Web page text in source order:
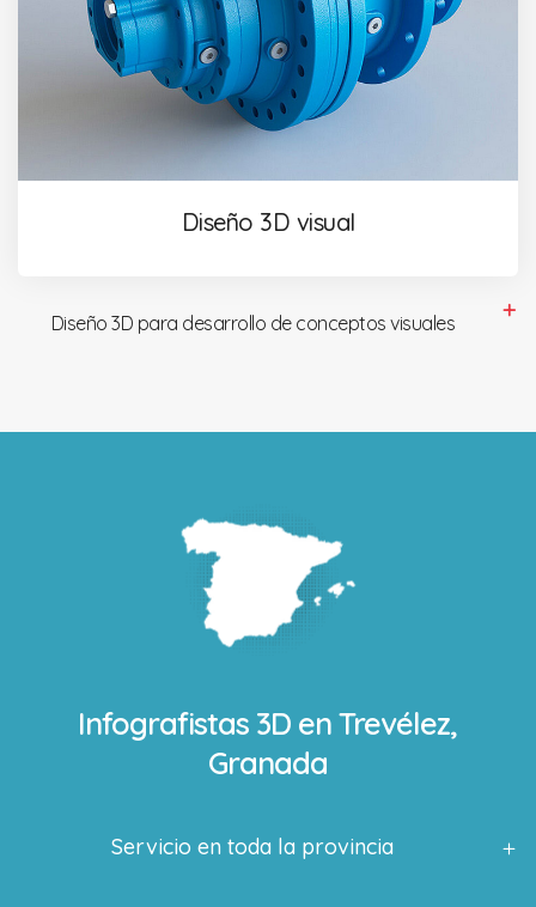
Diseño 3D visual
Diseño 3D para desarrollo de conceptos visuales
Infografistas 3D enTrevélez,
Granada
Servicio en toda la provincia